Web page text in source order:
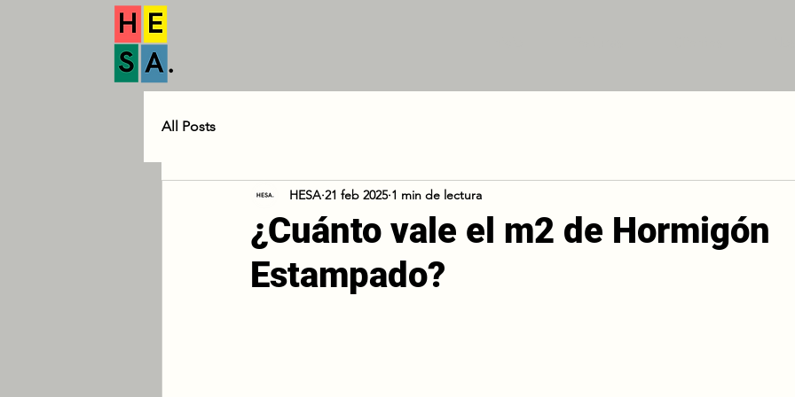
All Posts
¿Cuánto vale el m2 de Hormigón
Estampado?
HESA 21 feb 2025 1 min de lectura